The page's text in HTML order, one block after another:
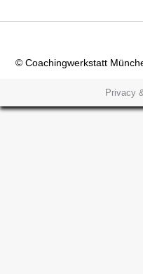
© Coachingwerkstatt
Privacy